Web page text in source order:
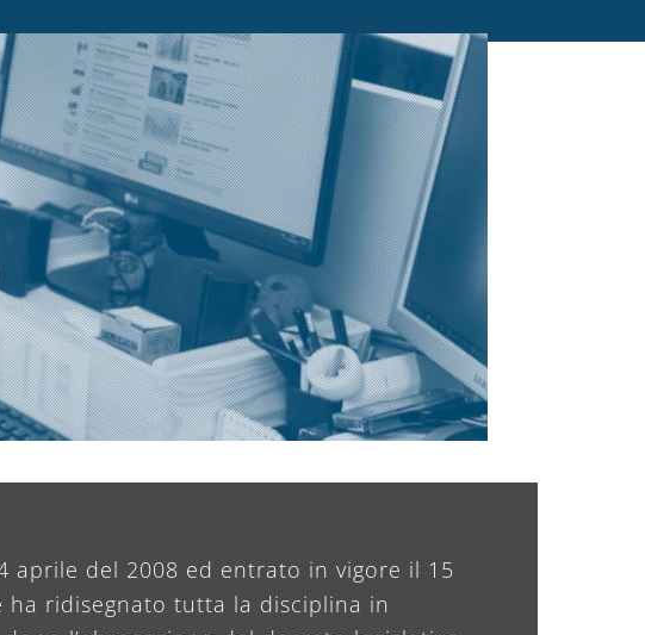
aprile del 2008 ed entrato in vigore il 15
ha ridisegnato tutta la disciplina in